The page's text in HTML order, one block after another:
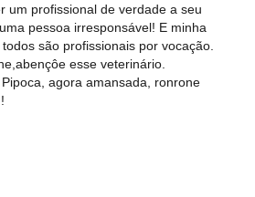
um profissional de verdade a seu
pessoa irresponsável! E minha
são profissionais por vocação.
esse veterinário.
agora amansada, ronrone